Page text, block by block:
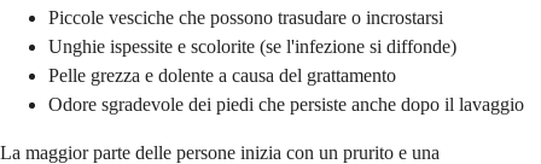
Piccole vesciche che possono trasudare o incrostarsi
Unghie ispessite e scolorite (se l'infezione si diffonde)
Pelle grezza e dolente a causa del grattamento
Odore sgradevole dei piedi che persiste anche dopo il lavaggio
La maggior parte delle persone inizia con un prurito e una